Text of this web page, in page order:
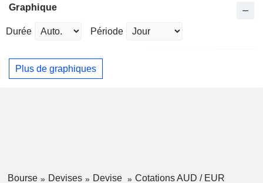
Graphique
Durée Période
Plus de graphiques
Bourse Devises Devise Cotations AUD / EUR